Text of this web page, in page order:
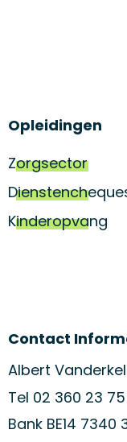
Opleidingen
Zorgsector
Kinderopvang
Contact
Albert
Tel 02 360 23 75
Bank BE14 7340